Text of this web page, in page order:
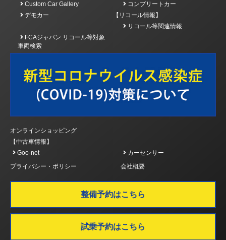
Custom Car Gallery
コンプリートカー
デモカー
【リコール情報】
リコール等関連情報
FCAジャパン リコール等対象
車両検索
オンラインショッピング
【中古車情報】
Goo-net
カーセンサー
プライバシー・ポリシー
会社概要
整備予約はこちら
試乗予約はこちら